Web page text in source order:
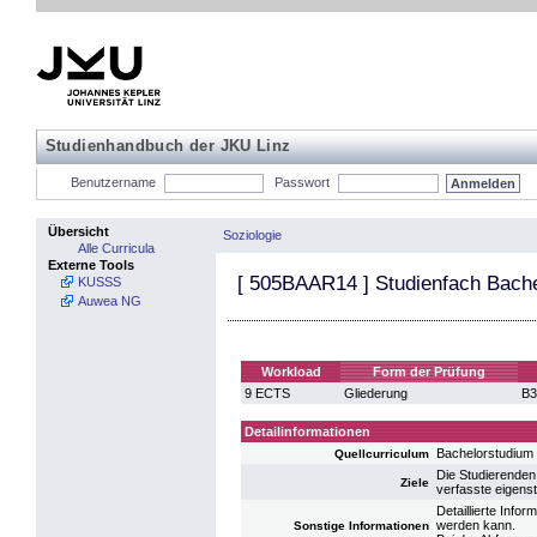
Studienhandbuch der JKU Linz
Benutzername Passwort
Übersicht
Alle Curricula
Externe Tools
KUSSS
Auwea NG
Soziologie
[ 505BAAR14 ] Studienfach
Workload Form der Prüfung
9 ECTS
Gliederung
Detailinformationen
Quellcurriculum Bachelorstudium
Ziele
Die
verfasste
Sonstige Informationen
Detaillierte
werden kann.